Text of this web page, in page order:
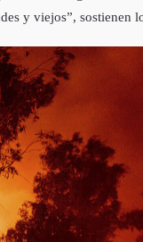
y viejos”, sostienen